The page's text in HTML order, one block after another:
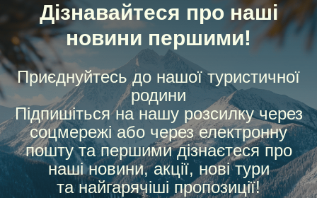
Дізнавайтеся про наші
новини першими!
Приєднуйтесь до нашої туристичної
родини
Підпишіться на нашу розсилку через
соцмережі або через електронну
пошту та першими дізнаєтеся про
наші новини, акції, нові тури
та найгарячіші пропозиції!